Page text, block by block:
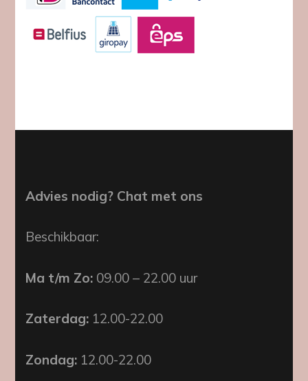
Advies nodig? Chat met ons
Beschikbaar:
Ma t/m Zo: 09.00 – 22.00 uur
Zaterdag: 12.00-22.00
Zondag: 12.00-22.00